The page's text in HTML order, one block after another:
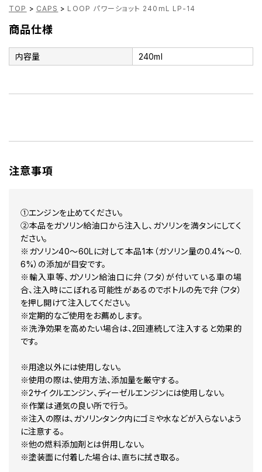
TOP > CAPS > LOOP パワーショット 240mL LP-14
商品仕様
内容量 240ml
注意事項
①エンジンを止めてください。
②本品をガソリン給油口から注入し、ガソリンを満タンにしてく
ださい。
※ガソリン40～60Lに対して本品1本（ガソリン量の0.4%～0.
6%）の添加が目安です。
※輸入車等、ガソリン給油口に弁（フタ）が付いている車の場
合、注入時にこぼれる可能性があるのでボトルの先で弁（フタ）
を押し開けて注入してください。
※定期的なご使用をお薦めします。
※洗浄効果を高めたい場合は、2回連続して注入すると効果的
です。
※用途以外には使用しない。
※使用の際は、使用方法、添加量を厳守する。
※2サイクルエンジン、ディーゼルエンジンには使用しない。
※作業は通気の良い所で行う。
※注入の際は、ガソリンタンク内にゴミや水などが入らないよう
に注意する。
※他の燃料添加剤とは併用しない。
※塗装面に付着した場合は、直ちに拭き取る。